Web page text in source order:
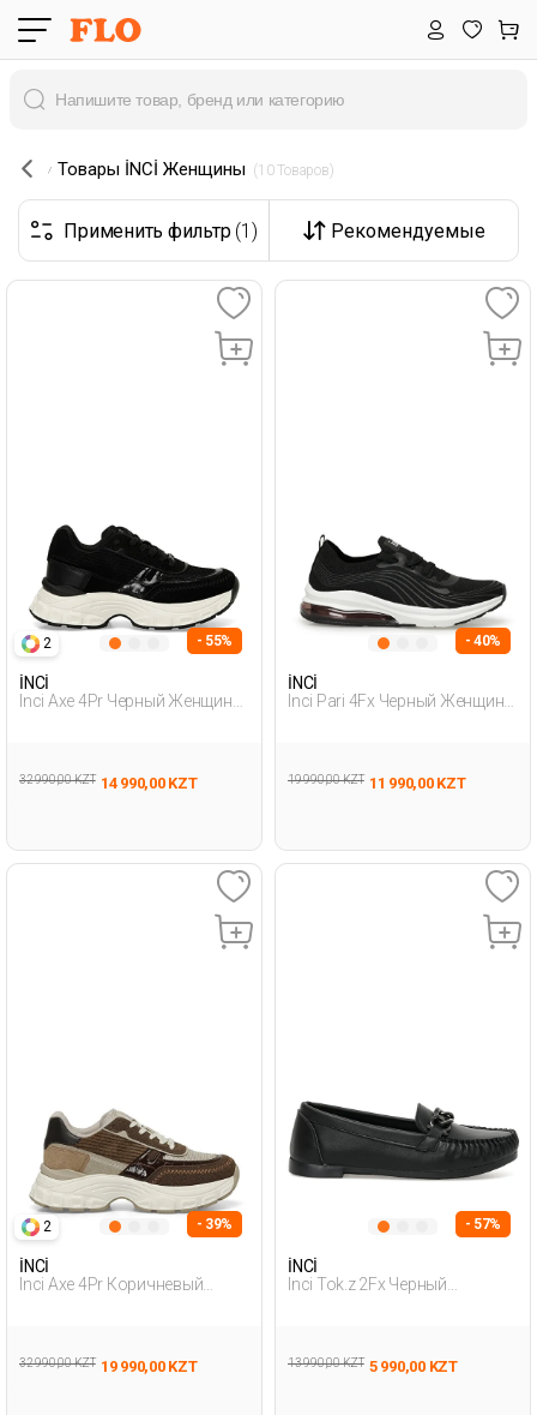
Товары İNCİ Женщины (10 Товаров)
Применить фильтр (1) Рекомендуемые
2 - 55%
İNCİ
Inci Axe 4Pr Черный Женщина
32 990,00 KZT 14 990,00 KZT
- 40%
İNCİ
Inci Pari 4Fx Черный Женщина
19 990,00 KZT 11 990,00 KZT
2 - 39%
İNCİ
Inci Axe 4Pr Коричневый
32 990,00 KZT 19 990,00 KZT
- 57%
İNCİ
Inci Tok.z 2Fx Черный
13 990,00 KZT 5 990,00 KZT